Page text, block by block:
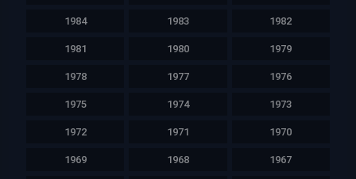
1984 1983 1982
1981 1980 1979
1978 1977 1976
1975 1974 1973
1972 1971 1970
1969 1968 1967